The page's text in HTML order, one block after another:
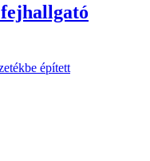
épített